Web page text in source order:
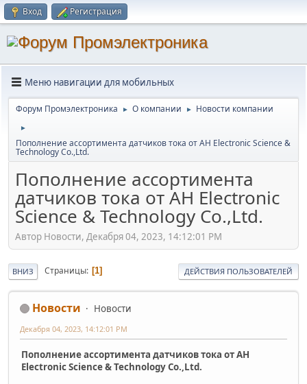
Вход Регистрация
Меню навигации для мобильных
Форум Промэлектроника ► О компании ► Новости компании
►
Пополнение ассортимента датчиков тока от AH Electronic Science &
Technology Co.,Ltd.
Пополнение ассортимента
датчиков тока от AH Electronic
Science & Technology Co.,Ltd.
Автор Новости, Декабря 04, 2023, 14:12:01 PM
ВНИЗ Страницы 1 ДЕЙСТВИЯ ПОЛЬЗОВАТЕЛЕЙ
Новости Новости
Декабря 04, 2023, 14:12:01 PM
Пополнение ассортимента датчиков тока от AH
Electronic Science & Technology Co.,Ltd.